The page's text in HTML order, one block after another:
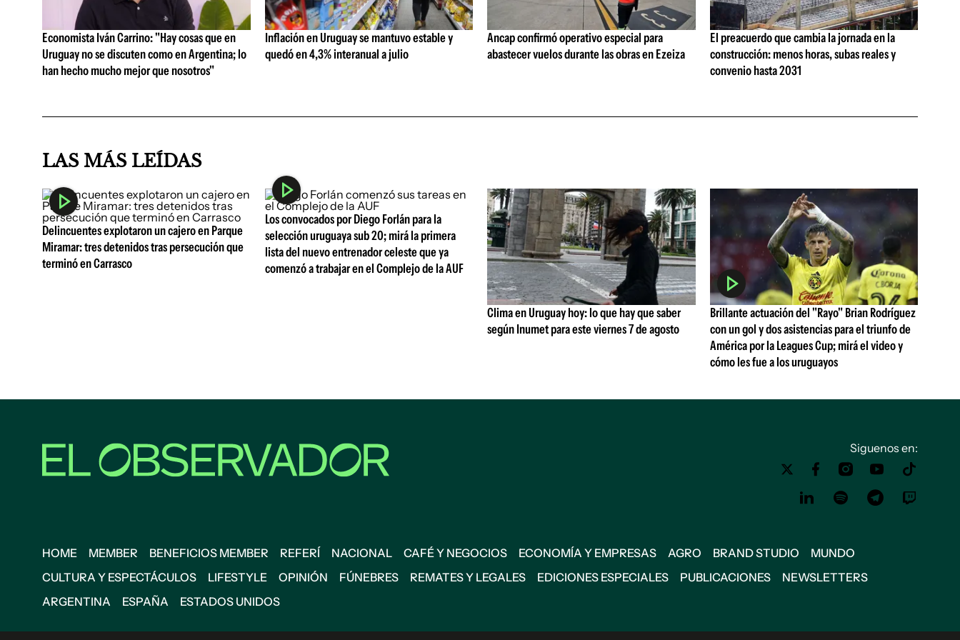
Economista Iván Carrino: "Hay cosas que en
Uruguay no se discuten como en Argentina; lo
han hecho mucho mejor que nosotros"
Inflación en Uruguay se mantuvo estable y
quedó en 4,3% interanual a julio
Ancap confirmó operativo especial para
abastecer vuelos durante las obras en Ezeiza
El preacuerdo que cambia la jornada en la
construcción: menos horas, subas reales y
convenio hasta 2031
LAS MÁS LEÍDAS
Delincuentes explotaron un cajero en Parque
Miramar: tres detenidos tras persecución que
terminó en Carrasco
Los convocados por Diego Forlán para la
selección uruguaya sub 20; mirá la primera
lista del nuevo entrenador celeste que ya
comenzó a trabajar en el Complejo de la AUF
Clima en Uruguay hoy: lo que hay que saber
según Inumet para este viernes 7 de agosto
Brillante actuación del "Rayo" Brian Rodríguez
con un gol y dos asistencias para el triunfo de
América por la Leagues Cup; mirá el video y
cómo les fue a los uruguayos
Siguenos en:
HOME MEMBER BENEFICIOS MEMBER REFERÍ NACIONAL CAFÉ Y NEGOCIOS ECONOMÍA Y EMPRESAS AGRO BRAND STUDIO
MUNDO
CULTURA Y ESPECTÁCULOS
LIFESTYLE OPINIÓN FÚNEBRES REMATES Y LEGALES EDICIONES ESPECIALES PUBLICACIONES
NEWSLETTERS
ARGENTINA
ESPAÑA ESTADOS UNIDOS